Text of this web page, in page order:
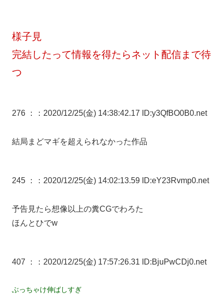
様子見
完結したって情報を得たらネット配信まで待
つ
276 ： ：2020/12/25(金) 14:38:42.17 ID:y3QfBO0B0.net
結局まどマギを超えられなかった作品
245 ： ：2020/12/25(金) 14:02:13.59 ID:eY23Rvmp0.net
予告見たら想像以上の糞CGでわろた
ほんとひでw
407 ： ：2020/12/25(金) 17:57:26.31 ID:BjuPwCDj0.net
ぶっちゃけ伸ばしすぎ